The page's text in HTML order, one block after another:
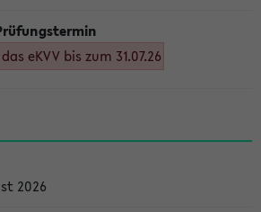
eKVV bis zum 31.07.26
2026